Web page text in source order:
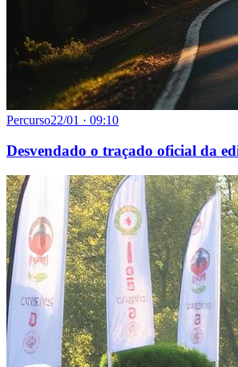
Percurso22/01 · 09:10
Desvendado o traçado oficial da